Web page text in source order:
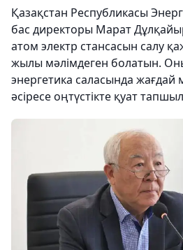
Қазақстан Республикасы
бас директоры Марат
атом электр стансасын салу
жылы мәлімдеген болатын.
энергетика саласында жағдай
әсіресе оңтүстікте қуат